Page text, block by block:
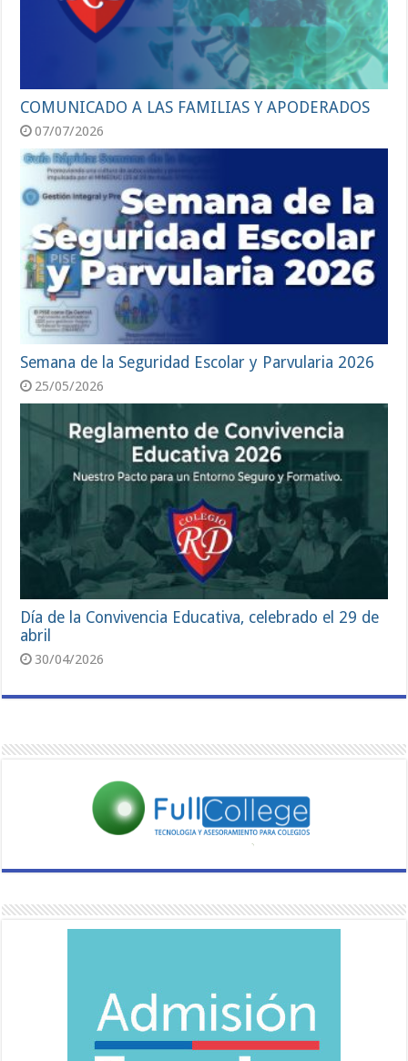
COMUNICADO A LAS FAMILIAS Y APODERADOS
07/07/2026
Semana de la Seguridad Escolar y Parvularia 2026
25/05/2026
Día de la Convivencia Educativa, celebrado el 29 de
abril
30/04/2026